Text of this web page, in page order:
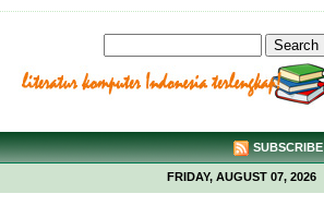
SUBSCRIBE
FRIDAY, AUGUST 07, 2026